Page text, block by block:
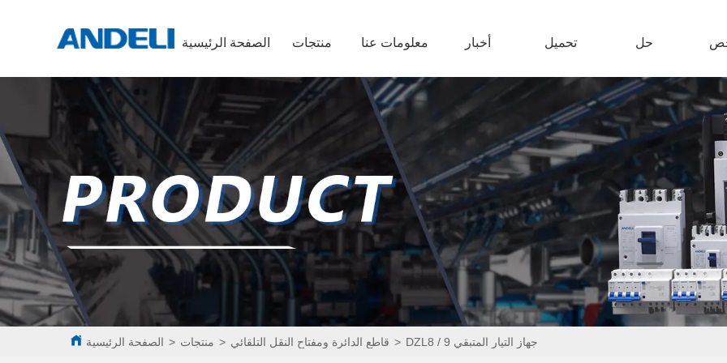
الصفحة الرئيسية منتجات معلومات عنا أخبار تحميل حل
الصفحة الرئيسية > منتجات > قاطع الدائرة ومفتاح النقل التلقائي > DZL8 / 9 جهاز التيار المتبقي